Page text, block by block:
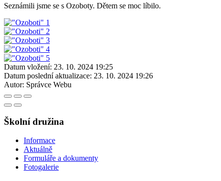
Seznámili jsme se s Ozoboty. Dětem se moc líbilo.
Datum vložení: 23. 10. 2024 19:25
Datum poslední aktualizace: 23. 10. 2024 19:26
Autor: Správce Webu
Školní družina
Informace
Aktuálně
Formuláře a dokumenty
Fotogalerie